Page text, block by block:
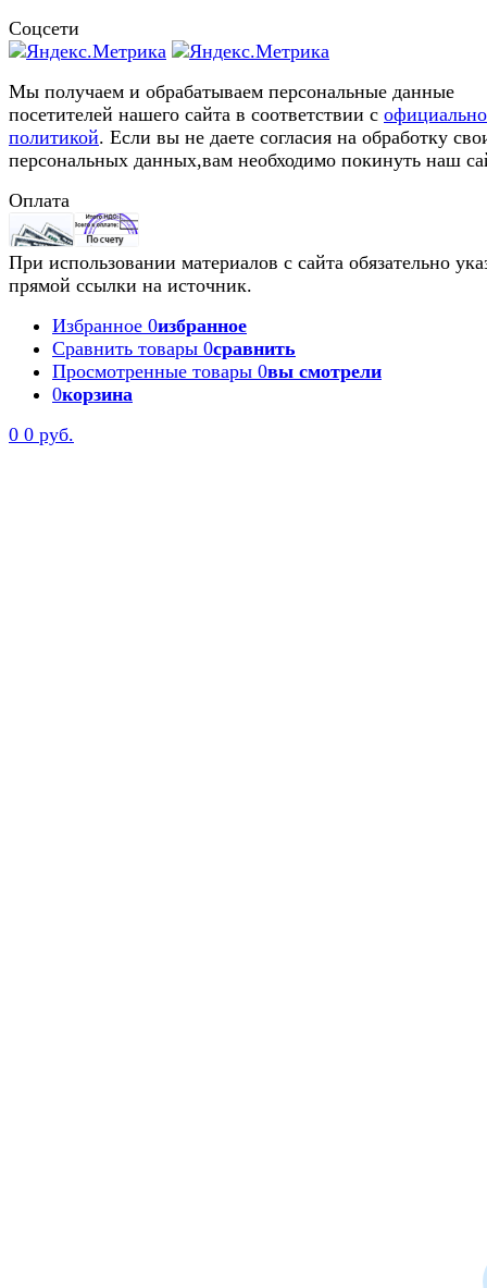
Соцсети
Мы получаем и обрабатываем персональные данные
посетителей нашего сайта в соответствии с
политикой. Если вы не даете согласия на обработку
персональных данных,вам необходимо покинуть наш
Оплата
При использовании материалов с сайта обязательно
прямой ссылки на источник.
Избранное 0избранное
Сравнить товары 0сравнить
Просмотренные товары 0вы смотрели
0корзина
0 0 руб.